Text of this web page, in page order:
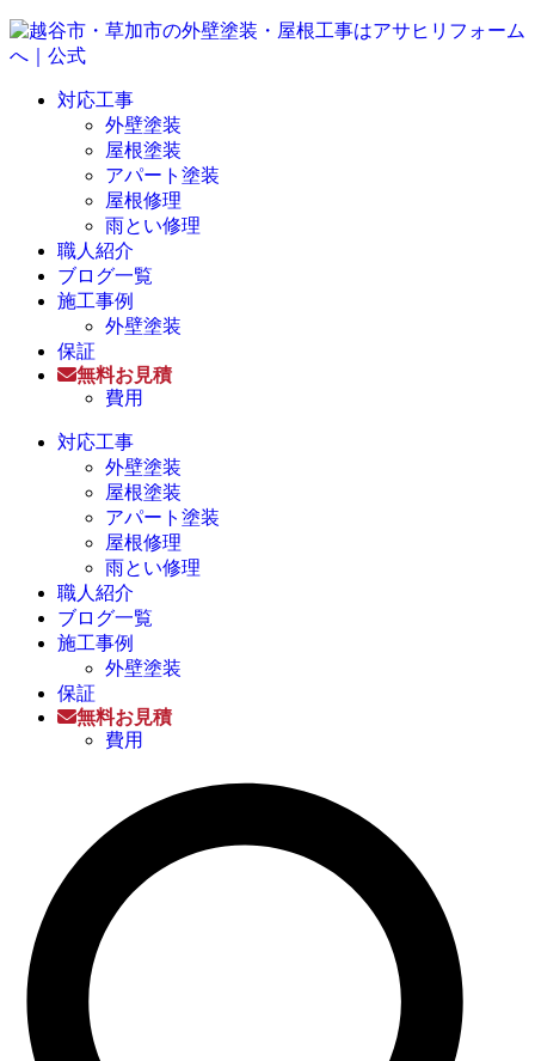
対応工事
外壁塗装
屋根塗装
アパート塗装
屋根修理
雨とい修理
職人紹介
ブログ一覧
施工事例
外壁塗装
保証
無料お見積
費用
対応工事
外壁塗装
屋根塗装
アパート塗装
屋根修理
雨とい修理
職人紹介
ブログ一覧
施工事例
外壁塗装
保証
無料お見積
費用